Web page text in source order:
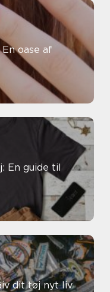
oase af
En guide til
dit tøj nyt liv